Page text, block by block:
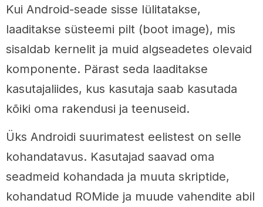
Kui Android-seade sisse lülitatakse,
laaditakse süsteemi pilt (boot image), mis
sisaldab kernelit ja muid algseadetes olevaid
komponente. Pärast seda laaditakse
kasutajaliides, kus kasutaja saab kasutada
kõiki oma rakendusi ja teenuseid.
Üks Androidi suurimatest eelistest on selle
kohandatavus. Kasutajad saavad oma
seadmeid kohandada ja muuta skriptide,
kohandatud ROMide ja muude vahendite abil